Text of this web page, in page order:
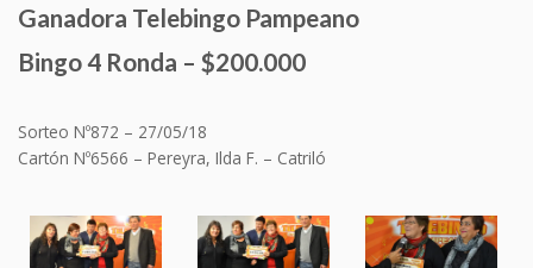
Ganadora Telebingo Pampeano
Bingo 4 Ronda – $200.000
Sorteo Nº872 – 27/05/18
Cartón Nº6566 – Pereyra, Ilda F. – Catriló